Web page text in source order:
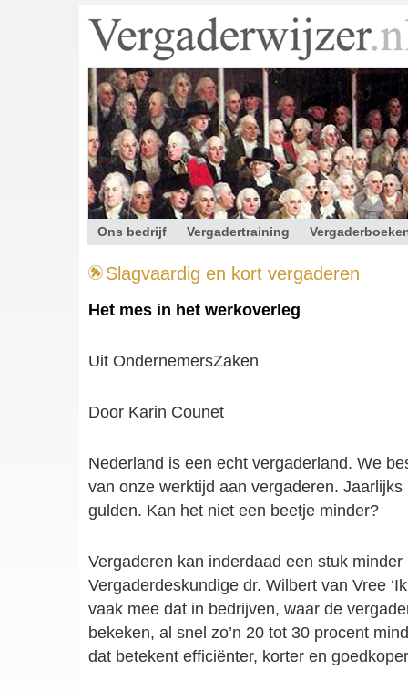
Ons bedrijf Vergadertraining
Contact
Slagvaardig en kort vergaderen
Het mes in het werkoverleg
Uit OndernemersZaken
Door Karin Counet
Nederland is een echt vergaderland. We
van onze werktijd aan vergaderen.
gulden. Kan het niet een beetje minder?
Vergaderen kan inderdaad een stuk minder
Vergaderdeskundige dr. Wilbert van Vree
vaak mee dat in bedrijven, waar de
bekeken, al snel zo’n 20 tot 30 procent
dat betekent efficiënter, korter en